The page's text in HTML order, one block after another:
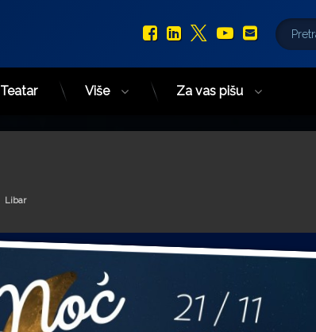
Facebook
LinkedIn
X.com
YouTube
E-mail
Pretraži:
Teatar Više Za vas pišu
Kategorije:
Libar